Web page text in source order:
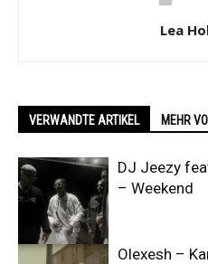
Lea
VERWANDTE ARTIKEL MEHR
DJ Jeezy
– Weekend
Olexesh –